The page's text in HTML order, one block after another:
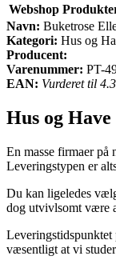
Webshop
Navn: Buketrose
Kategori: Hus og
Producent:
Varenummer: PT-
EAN: Vurderet til
Hus og
En masse firmaer på
Leveringstypen er
Du kan ligeledes
dog utvivlsomt være
Leveringstidspunktet
væsentligt at vi